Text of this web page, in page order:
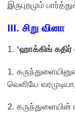
இருபுறமும்
III. சிறு வினா
1. ‘ஹாக்கிங் கதிர்
1.
வெளியே
2. கருந்துளையின்